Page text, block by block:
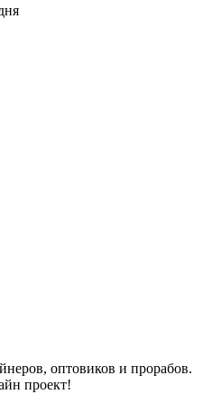
оптовиков и прорабов.
проект!